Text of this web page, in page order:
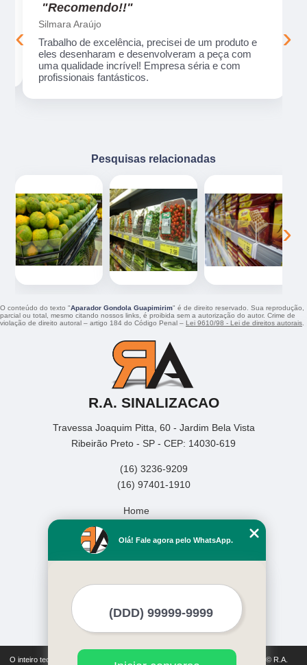
"Recomendo!!"
Silmara Araújo
Trabalho de excelência, precisei de um produto e
eles desenharam e desenvolveram a peça com
uma qualidade incrível! Empresa séria e com
profissionais fantásticos.
‹ ›
Pesquisas relacionadas
‹ ›
O conteúdo do texto "Aparador Gondola Guapimirim" é de direito reservado. Sua reprodução,
parcial ou total, mesmo citando nossos links, é proibida sem a autorização do autor. Crime de
violação de direito autoral – artigo 184 do Código Penal – Lei 9610/98 - Lei de direitos autorais
R.A. SINALIZACAO
Travessa Joaquim Pitta, 60 - Jardim Bela Vista
Ribeirão Preto - SP - CEP: 14030-619
(16) 3236-9209
(16) 97401-1910
Home
Missão
O inteiro teor deste site está sujeito à proteção de direitos autorais. Copyright© R.A.
Olá! Fale agora pelo WhatsApp.